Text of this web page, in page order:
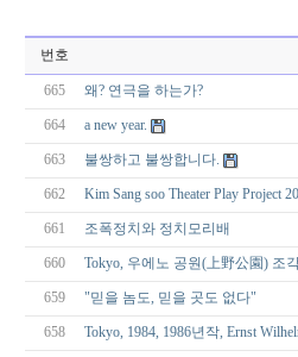
번호
665 왜? 연극을 하는가?
664 a new year.
663 불쌍하고 불쌍합니다.
662 Kim Sang soo Theater Play Project
661 조폭정치와 정치모리배
660 Tokyo, 우에노 공원(上野公園) 조
659 "믿을 놈도, 믿을 곳도 없다"
658 Tokyo, 1984, 1986년작, Ernst